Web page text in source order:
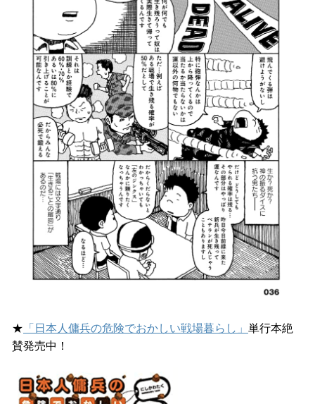
★ 「日本人傭兵の危険でおかしい戦場暮らし」 単行本絶
賛発売中！